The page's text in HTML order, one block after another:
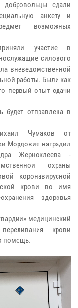
сдали
анкету и
возможных
участие в
силового
вневедомственной
работы. Были как
первый опыт сдачи
будет отправлена в
Чумаков от
Мордовия наградил
Жерноклеева -
охраны
коронавирусной
крови во имя
здоровья
медицинский
крови
помощь.